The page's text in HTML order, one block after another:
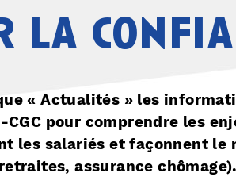
la
« Actualités » les
pour comprendre les
les salariés et façonnent le
assurance chômage).